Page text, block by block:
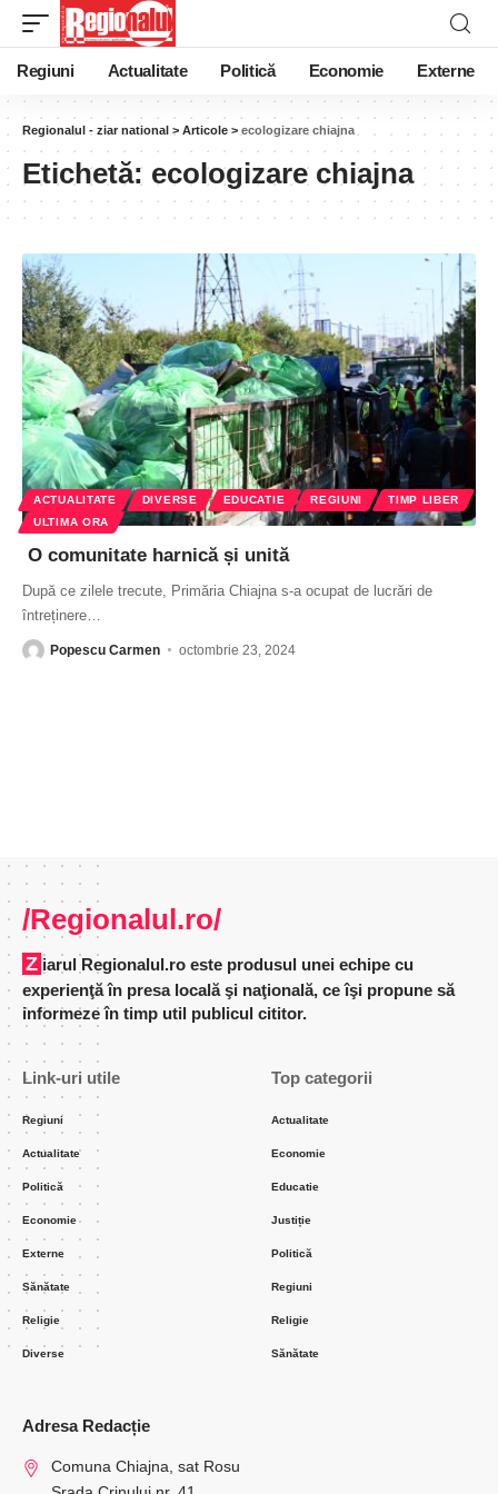
Regiuni Actualitate Politică Economie Externe
Regionalul - ziar national > Articole > ecologizare chiajna
Etichetă: ecologizare chiajna
ACTUALITATE DIVERSE EDUCATIE REGIUNI
TIMP LIBER
ULTIMA ORA
O comunitate harnică și unită
După ce zilele trecute, Primăria Chiajna s-a ocupat de lucrări de
întreținere
Popescu Carmen octombrie 23, 2024
/Regionalul.ro/
Ziarul Regionalul.ro este produsul unei echipe cu
experienţă în presa locală şi naţională, ce îşi propune să
informeze în timp util publicul cititor.
Link-uri utile
Regiuni
Actualitate
Politică
Economie
Externe
Sănătate
Religie
Diverse
Top categorii
Actualitate
Economie
Educatie
Justiție
Politică
Regiuni
Religie
Sănătate
Adresa Redacție
Comuna Chiajna, sat Rosu